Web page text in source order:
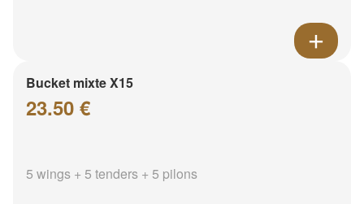
Bucket mixte X15
23.50 €
5 wings + 5 tenders + 5 pilons